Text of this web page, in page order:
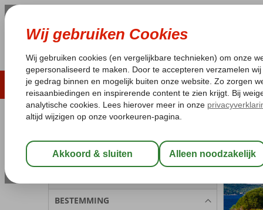
ZOMER 2026 LAST MINUTES
Laagsteprijsgarantie* Geen
REISGEZELSCHAP
Kamer 1: 2 Personen
BESTEMMING
Home
Griekenland